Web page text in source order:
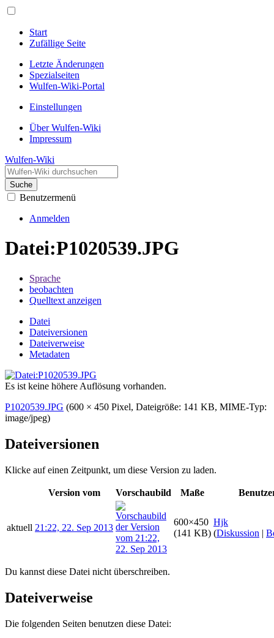
Start
Zufällige Seite
Letzte Änderungen
Spezialseiten
Wulfen-Wiki-Portal
Einstellungen
Über Wulfen-Wiki
Impressum
Wulfen-Wiki
Suche
Benutzermenü
Anmelden
Datei:P1020539.JPG
Sprache
beobachten
Quelltext anzeigen
Datei
Dateiversionen
Dateiverweise
Metadaten
Es ist keine höhere Auflösung vorhanden.
P1020539.JPG (600 × 450 Pixel, Dateigröße: 141 KB, MIME-Typ:
image/jpeg)
Dateiversionen
Klicke auf einen Zeitpunkt, um diese Version zu laden.
Version vom Vorschaubild Maße
aktuell 21:22, 22. Sep 2013
600×450
(141 KB)
Hjk
(Diskussion |
Du kannst diese Datei nicht überschreiben.
Dateiverweise
Die folgenden Seiten benutzen diese Datei: